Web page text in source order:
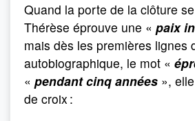
Quand la porte de la clôture
Thérèse éprouve une « paix
mais dès les premières lignes
autobiographique, le mot «
« pendant cinq années »,
de croix :